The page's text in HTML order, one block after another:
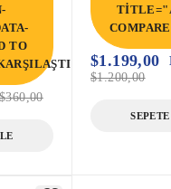
TO
SPAN>
$360,00
$1.200,00
$1.199,00